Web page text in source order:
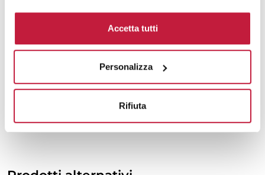
Accetta tutti
Personalizza
Rifiuta
Area di personalizzazione
Domande e risposte